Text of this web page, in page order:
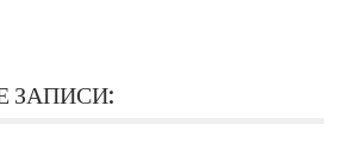
ЗАПИСИ: